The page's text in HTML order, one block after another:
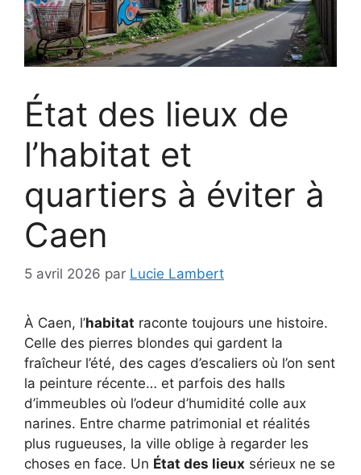
État des lieux de
l’habitat et
quartiers à éviter à
Caen
5 avril 2026 par Lucie Lambert
À Caen, l’habitat raconte toujours une histoire.
Celle des pierres blondes qui gardent la
fraîcheur l’été, des cages d’escaliers où l’on sent
la peinture récente… et parfois des halls
d’immeubles où l’odeur d’humidité colle aux
narines. Entre charme patrimonial et réalités
plus rugueuses, la ville oblige à regarder les
choses en face. Un État des lieux sérieux ne se